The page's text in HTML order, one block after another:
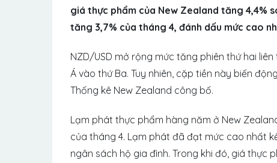
giá thực phẩm của New Zealand tăng 4,4%
tăng 3,7% của tháng 4, đánh dấu mức cao
NZD/USD mở rộng mức tăng phiên thứ hai
Á vào thứ Ba. Tuy nhiên, cặp tiền này biến
Thống kê New Zealand công bố.
Lạm phát thực phẩm hàng năm ở New
của tháng 4. Lạm phát đã đạt mức cao nhất
ngân sách hộ gia đình. Trong khi đó, giá thực